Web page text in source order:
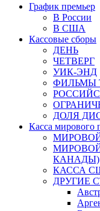
График премьер
В России
В США
Кассовые сборы
ДЕНЬ
ЧЕТВЕРГ
УИК-ЭНД
ФИЛЬМЫ
ДОЛЯ
Касса мирового
КАНАДЫ)
КАССА
ДРУГИЕ